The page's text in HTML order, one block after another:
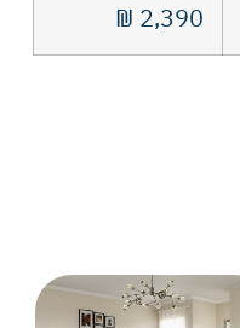
2,390
₪